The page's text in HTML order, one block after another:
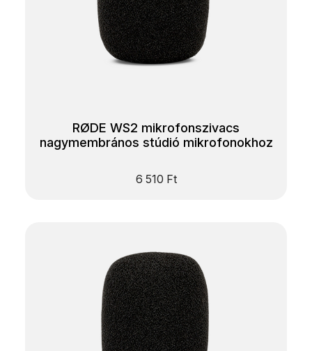
RØDE WS2 mikrofonszivacs
nagymembrános stúdió mikrofonokhoz
6 510 Ft